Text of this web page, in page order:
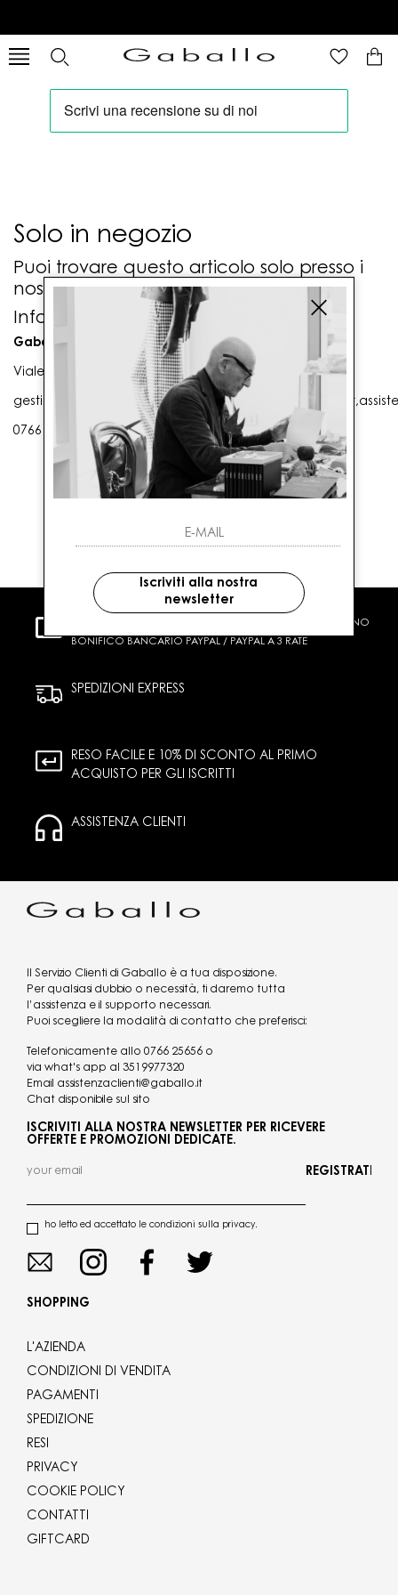
Solo in negozio
Puoi trovare questo articolo solo presso i
nostri punti vendita:
Info contatti
Gaballo Mario srl
Viale G. Matteotti n. 23 00053 Civitavecchia (RM)
0766 25656
CARTA DI CREDITO CONTRASSEGNO
BONIFICO BANCARIO PAYPAL / PAYPAL A 3 RATE
SPEDIZIONI EXPRESS
RESO FACILE E 10% DI SCONTO AL PRIMO
ACQUISTO PER GLI ISCRITTI
ASSISTENZA CLIENTI
Il Servizio Clienti di Gaballo è a tua disposizione.
Per qualsiasi dubbio o necessità, ti daremo tutta
l’assistenza e il supporto necessari.
Puoi scegliere la modalità di contatto che preferisci:
Telefonicamente allo 0766 25656 o
via what's app al 3519977320
Email assistenzaclienti@gaballo.it
Chat disponibile sul sito
ISCRIVITI ALLA NOSTRA NEWSLETTER PER RICEVERE
OFFERTE E PROMOZIONI DEDICATE.
ho letto ed accettato le condizioni sulla privacy.
REGISTRATI
SHOPPING
L'AZIENDA
CONDIZIONI DI VENDITA
PAGAMENTI
SPEDIZIONE
RESI
PRIVACY
COOKIE POLICY
CONTATTI
GIFTCARD
Iscriviti alla nostra
newsletter